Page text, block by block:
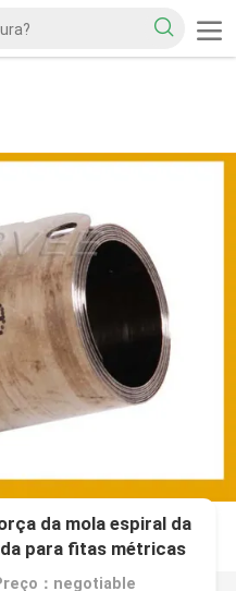
da mola espiral da
para fitas métricas
：negotiable